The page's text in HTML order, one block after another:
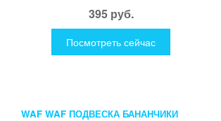
395 руб.
Посмотреть сейчас
WAF WAF ПОДВЕСКА БАНАНЧИКИ